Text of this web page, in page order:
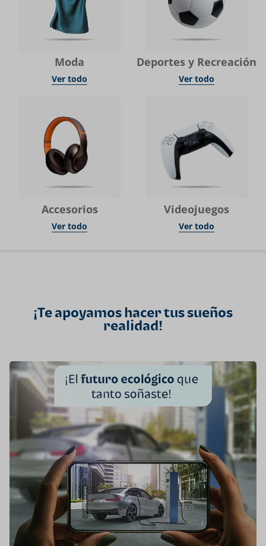
Moda
Ver todo
Deportes y Recreación
Ver todo
Accesorios
Ver todo
Videojuegos
Ver todo
¡Te apoyamos hacer tus sueños
realidad!